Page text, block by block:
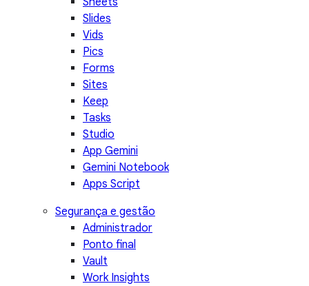
Slides
Vids
Pics
Forms
Sites
Keep
Tasks
Studio
App Gemini
Gemini Notebook
Apps Script
Segurança e gestão
Administrador
Ponto final
Vault
Work Insights